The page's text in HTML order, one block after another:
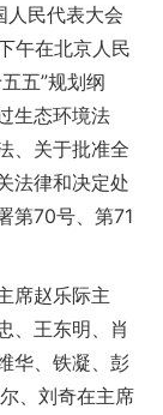
民代表大会
午在北京人民
五”规划纲
生态环境法
、关于批准全
法律和决定处
第70号、第71
席赵乐际主
、王东明、肖
华、铁凝、彭
、刘奇在主席